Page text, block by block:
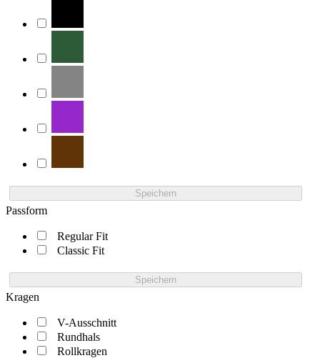
Speichern
Passform
Regular Fit
Classic Fit
Speichern
Kragen
V-Ausschnitt
Rundhals
Rollkragen